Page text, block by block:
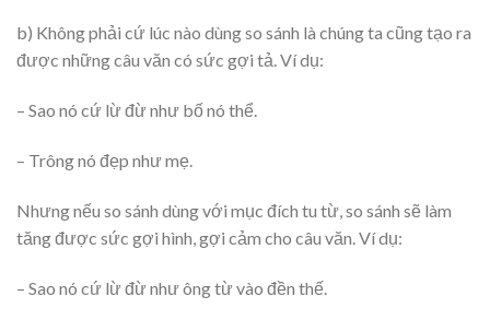
b) Không phải cứ lúc nào dùng so sánh là chúng ta cũng tạo ra
được những câu văn có sức gợi tả. Ví dụ:
– Sao nó cứ lừ đừ như bố nó thể.
– Trông nó đẹp như mẹ.
Nhưng nếu so sánh dùng với mục đích tu từ, so sánh sẽ làm
tăng được sức gợi hình, gợi cảm cho câu văn. Ví dụ:
– Sao nó cứ lừ đừ như ông từ vào đền thế.